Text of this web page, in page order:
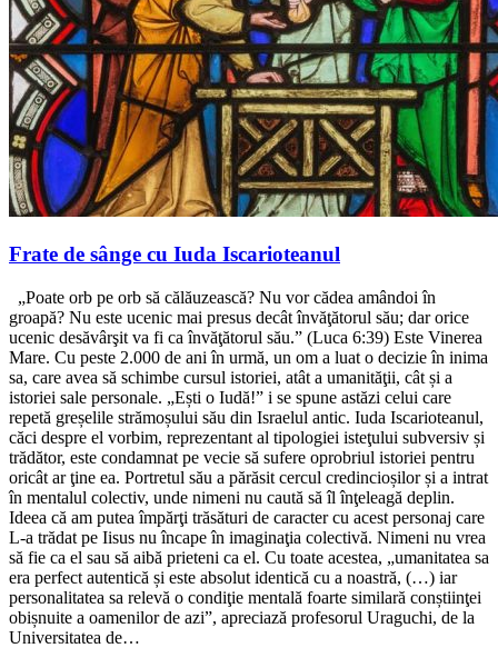
Frate de sânge cu Iuda Iscarioteanul
„Poate orb pe orb să călăuzească? Nu vor cădea amândoi în
groapă? Nu este ucenic mai presus decât învăţătorul său; dar orice
ucenic desăvârşit va fi ca învăţătorul său.” (Luca 6:39) Este Vinerea
Mare. Cu peste 2.000 de ani în urmă, un om a luat o decizie în inima
sa, care avea să schimbe cursul istoriei, atât a umanităţii, cât și a
istoriei sale personale. „Ești o Iudă!” i se spune astăzi celui care
repetă greșelile strămoșului său din Israelul antic. Iuda Iscarioteanul,
căci despre el vorbim, reprezentant al tipologiei isteţului subversiv și
trădător, este condamnat pe vecie să sufere oprobriul istoriei pentru
oricât ar ţine ea. Portretul său a părăsit cercul credincioșilor și a intrat
în mentalul colectiv, unde nimeni nu caută să îl înţeleagă deplin.
Ideea că am putea împărţi trăsături de caracter cu acest personaj care
L-a trădat pe Iisus nu încape în imaginaţia colectivă. Nimeni nu vrea
să fie ca el sau să aibă prieteni ca el. Cu toate acestea, „umanitatea sa
era perfect autentică și este absolut identică cu a noastră, (…) iar
personalitatea sa relevă o condiţie mentală foarte similară conștiinţei
obișnuite a oamenilor de azi”, apreciază profesorul Uraguchi, de la
Universitatea de…